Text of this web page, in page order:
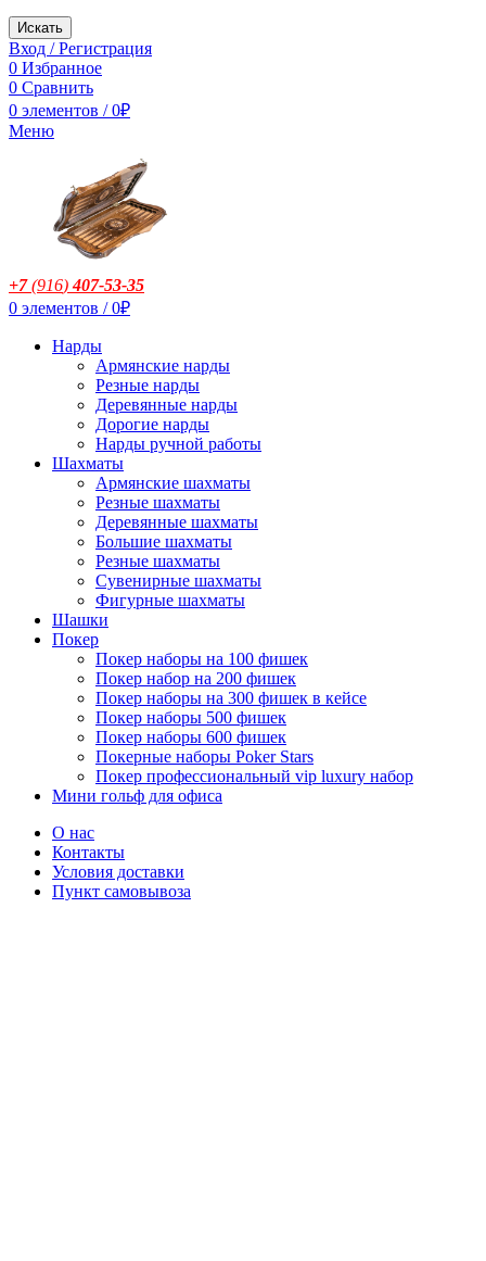
Искать
Вход / Регистрация
0 Избранное
0 Сравнить
0 элементов / 0₽
Меню
+7(916)407-53-35
0 элементов / 0₽
Нарды
Армянские нарды
Резные нарды
Деревянные нарды
Дорогие нарды
Нарды ручной работы
Шахматы
Армянские шахматы
Резные шахматы
Деревянные шахматы
Большие шахматы
Резные шахматы
Сувенирные шахматы
Фигурные шахматы
Шашки
Покер
Покер наборы на 100 фишек
Покер набор на 200 фишек
Покер наборы на 300 фишек в кейсе
Покер наборы 500 фишек
Покер наборы 600 фишек
Покерные наборы Poker Stars
Покер профессиональный vip luxury набор
Мини гольф для офиса
О нас
Контакты
Условия доставки
Пункт самовывоза